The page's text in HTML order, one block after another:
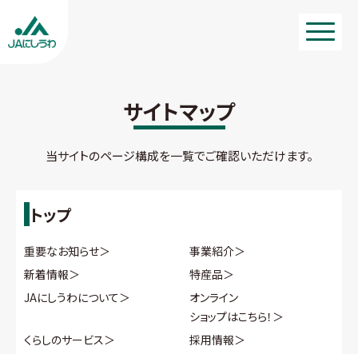
サイトマップ
当サイトのページ構成を一覧でご確認いただけます。
トップ
重要なお知らせ＞
新着情報＞
JAにしうわについて＞
くらしのサービス＞
事業紹介＞
特産品＞
オンライン
ショップはこちら！ ＞
採用情報＞